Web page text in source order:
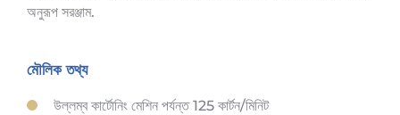
অনুরূপ সরঞ্জাম.
মৌলিক তথ্য
উল্লম্ব কার্টোনিং মেশিন পর্যন্ত 125 কার্টন/মিনিট